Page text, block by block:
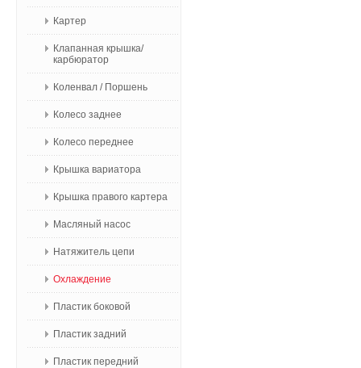
Картер
Клапанная крышка/
карбюратор
Коленвал / Поршень
Колесо заднее
Колесо переднее
Крышка вариатора
Крышка правого картера
Масляный насос
Натяжитель цепи
Охлаждение
Пластик боковой
Пластик задний
Пластик передний